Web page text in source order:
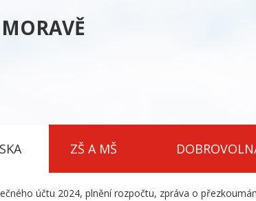
ZŠ A MŠ
účtu 2024, plnění rozpočtu, zpráva o